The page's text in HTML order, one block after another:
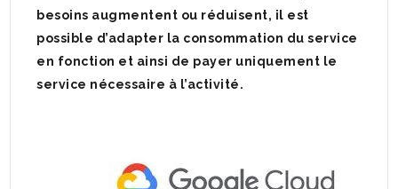
besoins augmentent ou réduisent, il est
possible d’adapter la consommation du service
en fonction et ainsi de payer uniquement le
service nécessaire à l’activité.